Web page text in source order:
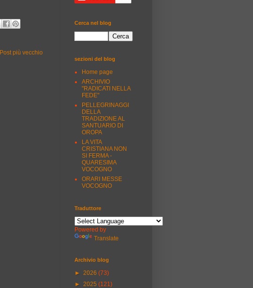
Post più vecchio
Cerca nel blog
sezioni del blog
Home page
ARCHIVIO
"RADICATI NELLA
FEDE"
PELLEGRINAGGI
DELLA
TRADIZIONE AL
SANTUARIO DI
OROPA
LA VITA
CRISTIANA NON
SI FERMA -
QUARESIMA
VOCOGNO
ORARI MESSE
VOCOGNO
Traduttore
Powered by
Translate
Archivio blog
► 2026 (73)
► 2025 (121)